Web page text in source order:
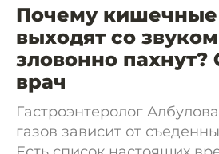
Почему кишечные
выходят со
зловонно пахнут?
врач
Гастроэнтеролог
газов зависит от